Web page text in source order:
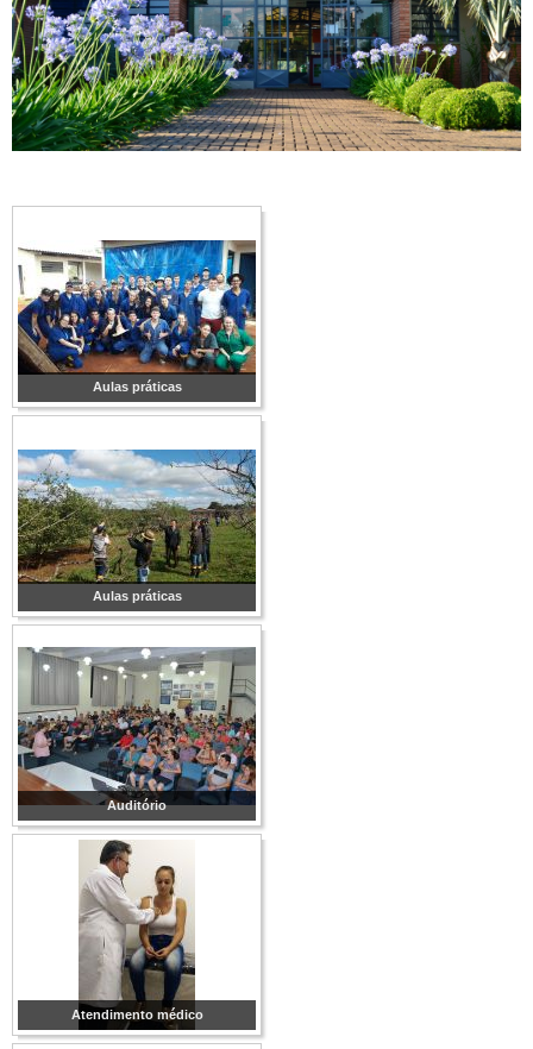
Aulas práticas
Aulas práticas
Auditório
Atendimento médico